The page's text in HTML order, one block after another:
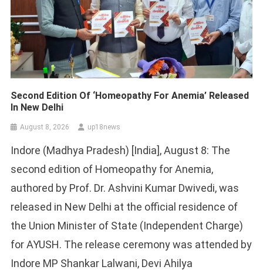
Second Edition Of ‘Homeopathy For Anemia’ Released
In New Delhi
August 8, 2026 up18news
Indore (Madhya Pradesh) [India], August 8: The
second edition of Homeopathy for Anemia,
authored by Prof. Dr. Ashvini Kumar Dwivedi, was
released in New Delhi at the official residence of
the Union Minister of State (Independent Charge)
for AYUSH. The release ceremony was attended by
Indore MP Shankar Lalwani, Devi Ahilya